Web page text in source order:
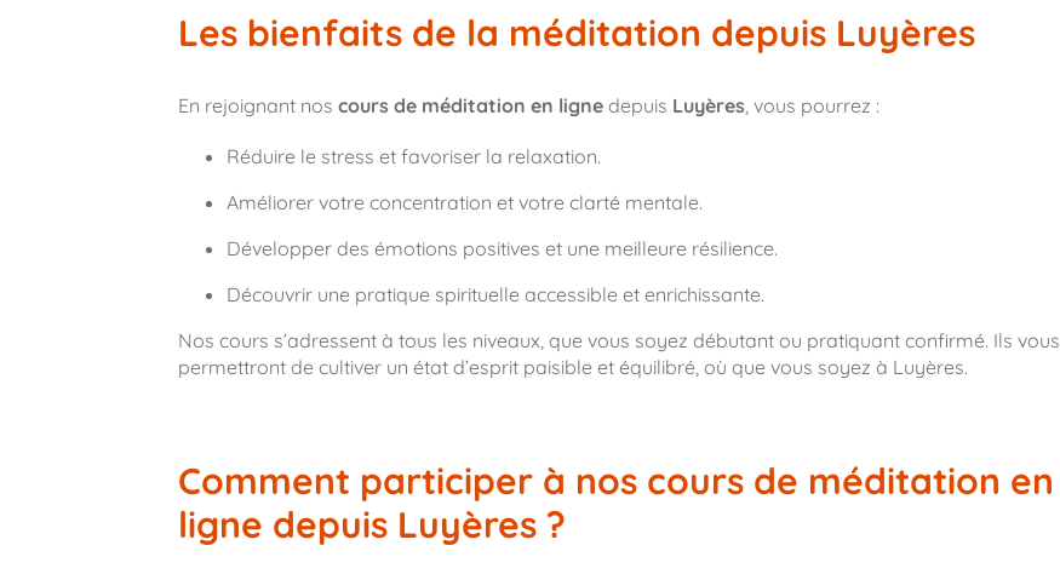
Les bienfaits de la méditation depuis Luyères
En rejoignant nos cours de méditation en lignedepuis Luyères, vous pourrez :
Réduire le stress et favoriser la relaxation.
Améliorer votre concentration et votre clarté mentale.
Développer des émotions positives et une meilleure résilience.
Découvrir une pratique spirituelle accessible et enrichissante.
Nos cours s’adressent à tous les niveaux, que vous soyez débutant ou pratiquant confirmé. Ils vous
permettront de cultiver un état d’esprit paisible et équilibré, où que vous soyez à Luyères.
Comment participer à nos cours de méditation en
ligne depuis Luyères ?